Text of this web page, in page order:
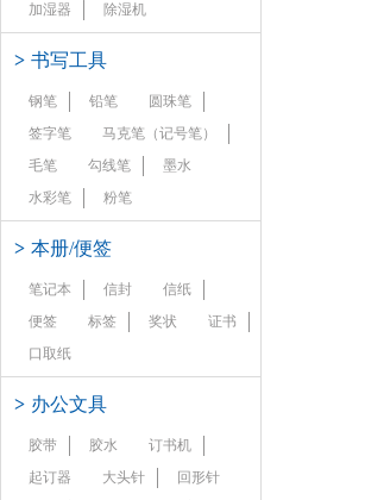
加湿器 除湿机
> 书写工具
钢笔 铅笔
圆珠笔
签字笔
马克笔（记号笔）
毛笔
勾线笔
墨水
水彩笔
粉笔
> 本册/便签
笔记本 信封
信纸
便签
标签 奖状
证书
口取纸
> 办公文具
胶带 胶水
订书机
起订器
大头针
回形针